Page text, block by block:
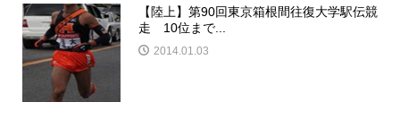
【陸上】第90回東京箱根間往復大学駅伝競
走 10位まで...
2014.01.03